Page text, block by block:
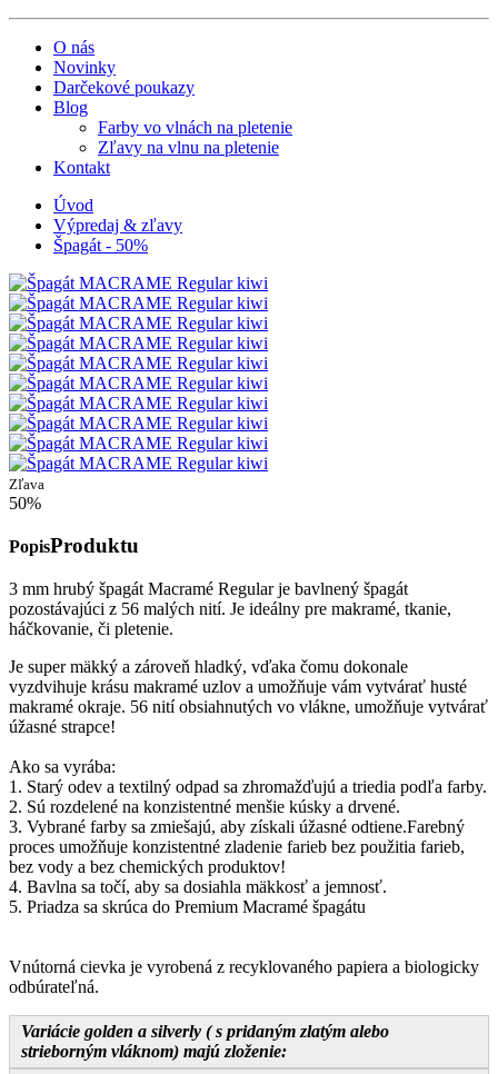
O nás
Novinky
Darčekové poukazy
Blog
Farby vo vlnách na pletenie
Zľavy na vlnu na pletenie
Kontakt
Úvod
Výpredaj & zľavy
Špagát - 50%
Zľava
50%
PopisProduktu
3 mm hrubý špagát Macramé Regular je bavlnený špagát
pozostávajúci z 56 malých nití. Je ideálny pre makramé, tkanie,
háčkovanie, či pletenie.
Je super mäkký a zároveň hladký, vďaka čomu dokonale
vyzdvihuje krásu makramé uzlov a umožňuje vám vytvárať husté
makramé okraje. 56 nití obsiahnutých vo vlákne, umožňuje vytvárať
úžasné strapce!
Ako sa vyrába:
1. Starý odev a textilný odpad sa zhromažďujú a triedia podľa farby.
2. Sú rozdelené na konzistentné menšie kúsky a drvené.
3. Vybrané farby sa zmiešajú, aby získali úžasné odtiene.Farebný
proces umožňuje konzistentné zladenie farieb bez použitia farieb,
bez vody a bez chemických produktov!
4. Bavlna sa točí, aby sa dosiahla mäkkosť a jemnosť.
5. Priadza sa skrúca do Premium Macramé špagátu
Vnútorná cievka je vyrobená z recyklovaného papiera a biologicky
odbúrateľná.
Variácie golden a silverly ( s pridaným zlatým alebo
strieborným vláknom) majú zloženie: